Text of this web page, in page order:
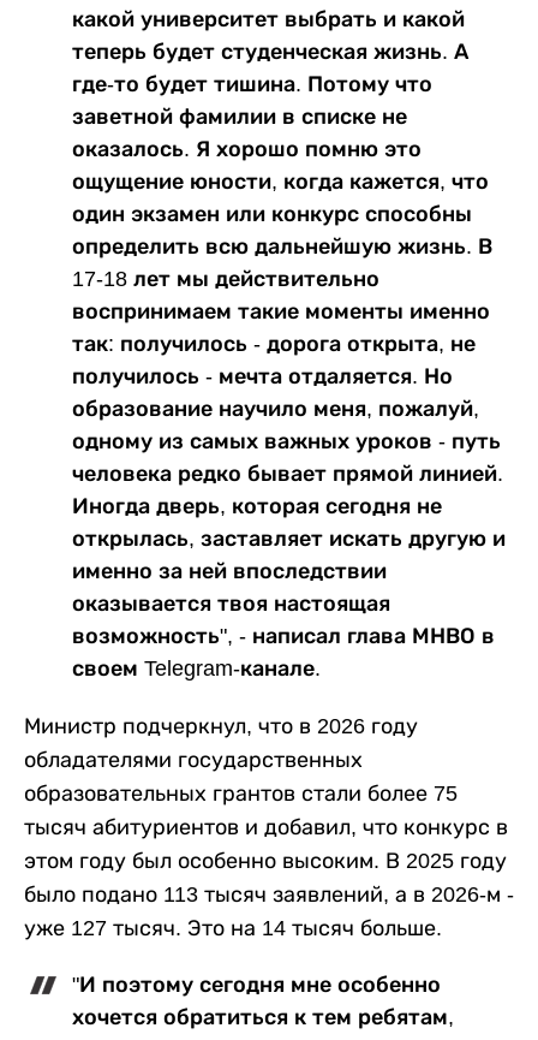
какой университет выбрать и какой
теперь будет студенческая жизнь. А
где-то будет тишина. Потому что
заветной фамилии в списке не
оказалось. Я хорошо помню это
ощущение юности, когда кажется, что
один экзамен или конкурс способны
определить всю дальнейшую жизнь. В
17-18 лет мы действительно
воспринимаем такие моменты именно
так: получилось - дорога открыта, не
получилось - мечта отдаляется. Но
образование научило меня, пожалуй,
одному из самых важных уроков - путь
человека редко бывает прямой линией.
Иногда дверь, которая сегодня не
открылась, заставляет искать другую и
именно за ней впоследствии
оказывается твоя настоящая
возможность", - написал глава МНВО в
своем Telegram-канале.
Министр подчеркнул, что в 2026 году
обладателями государственных
образовательных грантов стали более 75
тысяч абитуриентов и добавил, что конкурс в
этом году был особенно высоким. В 2025 году
было подано 113 тысяч заявлений, а в 2026-м -
уже 127 тысяч. Это на 14 тысяч больше.
"И поэтому сегодня мне особенно
хочется обратиться к тем ребятам,